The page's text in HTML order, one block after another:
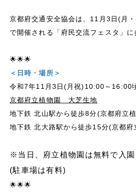
京都府交通安全協会は、11月3日(月
で開催される「府民交流フェスタ」に
🌟🌟🌟
＜日時・場所＞
令和7年11月3日(月祝)10:00～16:00
京都府立植物園 大芝生地
地下鉄 北山駅から徒歩8分(京都府立
地下鉄 北大路駅から徒歩15分(京都府
※当日、府立植物園は無料で入
(駐車場は有料)
🌟🌟🌟